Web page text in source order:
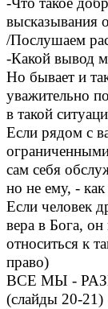
высказывания
/Послушаем
-Какой вывод
Но бывает и
уважительно
в такой
Если рядом с
сам себя
но не ему, -
Если человек
вера в Бога,
относиться к
право)
ВСЕ МЫ -
(слайды 20-21)